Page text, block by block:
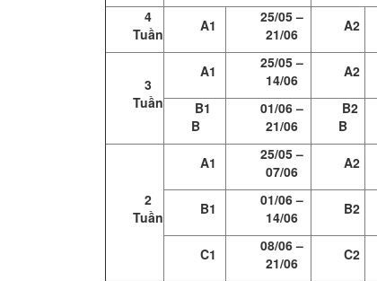
4
Tuần
A1
25/05 –
21/06
A2
3
Tuần
A1
25/05 –
14/06
A2
B1
B
01/06 –
21/06
B2
B
2
Tuần
A1
25/05 –
07/06
A2
B1
01/06 –
14/06
B2
C1
08/06 –
21/06
C2